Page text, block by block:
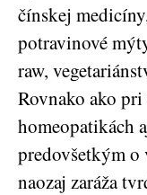
čínskej
potravinové
raw,
Rovnako ako
homeopatikách
predovšetkým
naozaj zaráža